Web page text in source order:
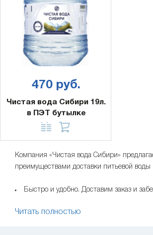
470 руб.
Чистая вода Сибири 19л.
в ПЭТ бутылке
Компания «Чистая вода Сибири»
преимуществами доставки питьевой воды
Быстро и удобно. Доставим заказ и
доставку сегодня – принимай завтра;
Читать полностью